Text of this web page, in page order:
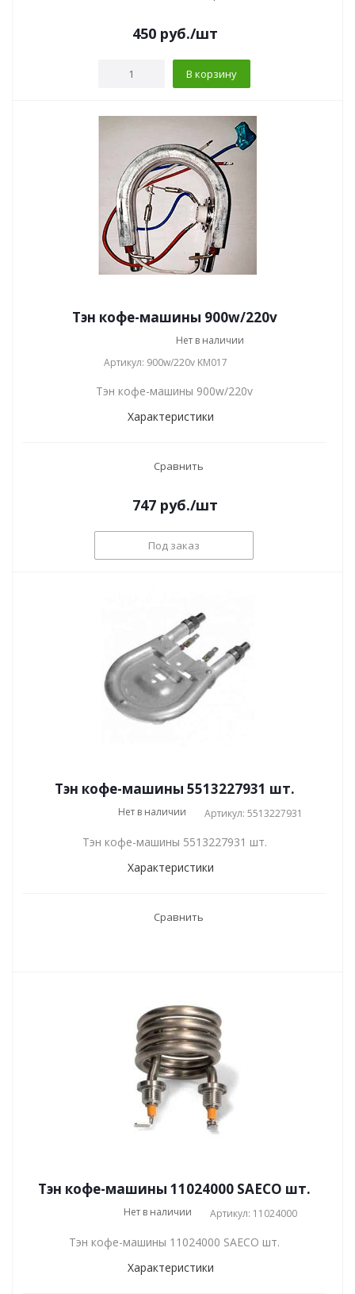
450руб./шт
В корзину
Тэн кофе-машины 900w/220v
Нет в наличии
Артикул: 900w/220v KM017
Тэн кофе-машины 900w/220v
Характеристики
Сравнить
747руб./шт
Под заказ
Тэн кофе-машины 5513227931 шт.
Нет в наличии Артикул: 5513227931
Тэн кофе-машины 5513227931 шт.
Характеристики
Сравнить
Тэн кофе-машины 11024000 SAECO шт.
Нет в наличии Артикул: 11024000
Тэн кофе-машины 11024000 SAECO шт.
Характеристики